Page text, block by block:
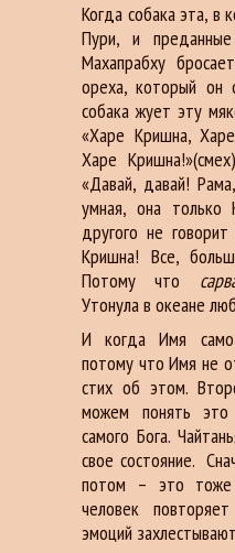
Когда собака эта, в
Пури, и
Махапрабху
ореха, который он
собака жует эту
«Харе Кришна,
Харе
«Давай, давай!
умная, она только
другого не
Кришна! Все,
Потому что
Утонула в океане
И когда Имя само
потому что Имя не
стих об этом.
можем понять
самого Бога.
свое состояние.
потом – это тоже
человек
эмоций